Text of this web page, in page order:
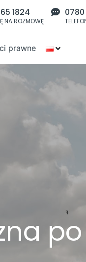
1824
NA ROZMOWĘ
prawne
po